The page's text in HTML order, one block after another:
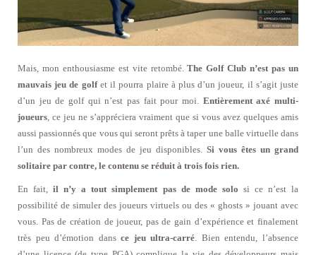
Mais, mon enthousiasme est vite retombé.The Golf Club n’est pas un
mauvais jeu de golfet il pourra plaire à plus d’un joueur, il s’agit juste
d’un jeu de golf qui n’est pas fait pour moi. Entièrement axé multi-
joueurs , ce jeu ne s’appréciera vraiment que si vous avez quelques amis
aussi passionnés que vous qui seront prêts à taper une balle virtuelle dans
l’un des nombreux modes de jeu disponibles. Si vous êtes un grand
solitaire par contre, le contenu se réduit à trois fois rien.
En fait,il n’y a tout simplement pas de mode solo si ce n’est la
possibilité de simuler des joueurs virtuels ou des « ghosts » jouant avec
vous. Pas de création de joueur, pas de gain d’expérience et finalement
très peu d’émotion dansce jeu ultra-carré . Bien entendu, l’absence